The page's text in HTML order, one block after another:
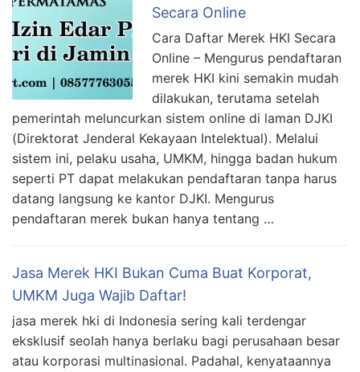
Secara Online
Cara Daftar Merek HKI Secara
Online – Mengurus pendaftaran
merek HKI kini semakin mudah
dilakukan, terutama setelah
pemerintah meluncurkan sistem online di laman DJKI
(Direktorat Jenderal Kekayaan Intelektual). Melalui
sistem ini, pelaku usaha, UMKM, hingga badan hukum
seperti PT dapat melakukan pendaftaran tanpa harus
datang langsung ke kantor DJKI. Mengurus
pendaftaran merek bukan hanya tentang …
Jasa Merek HKI Bukan Cuma Buat Korporat,
UMKM Juga Wajib Daftar!
jasa merek hki di Indonesia sering kali terdengar
eksklusif seolah hanya berlaku bagi perusahaan besar
atau korporasi multinasional. Padahal, kenyataannya